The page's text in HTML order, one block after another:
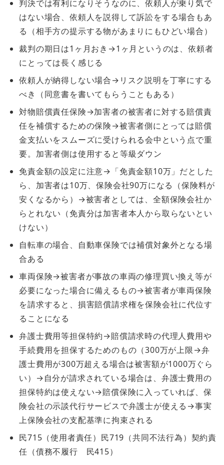
判決では有利になりそうなのに、依頼人が乗り気で
はない場合、依頼人を説得して訴訟をする場合もあ
る（相手方の提示する物があまりにもひどい場合）
裁判の期日は1ヶ月おき→1ヶ月というのは、依頼者
にとっては長く感じる
依頼人が納得しない場合→リスク説明を丁寧にする
べき（同意書を書いてもらうこともある）
対物賠償責任保険→加害者の被害者に対する賠償責
任を補償するための保険→被害者側にとっては賠償
金支払いをスムーズに受けられる会中という点で重
要。加害者側は使用すると等級ダウン
免責金額の設定に注意→「免責金額10万」だとした
ら、加害者は10万、保険会社90万になる（保険料が
安くなるから）→被害者としては、全額保険会社か
らとれない（免責分は加害者本人から取らないとい
けない）
自転車の場合、自動車保険では補償対象外となる場
合ある
車両保険→被害者が事故の車両の修理買い換え等が
必要になった場合に備えるもの→被害者が車両保険
を請求すると、損害賠償請求権を保険会社に代位す
ることになる
弁護士費用等担保特約→賠償請求時の代理人費用や
手続費用を担保するためのもの（300万が上限→弁
護士費用が300万超える場合は被害額が1000万ぐら
い）→自分が請求されている場合は、弁護士費用の
担保特約は使えない→賠償保険に入っていれば、保
険会社の示談代行サービスで弁護士が使える→事実
上保険会社の支配基準に拘束される
民715（使用者責任）民719（共同不法行為）契約責
任（債務不履行 民415）